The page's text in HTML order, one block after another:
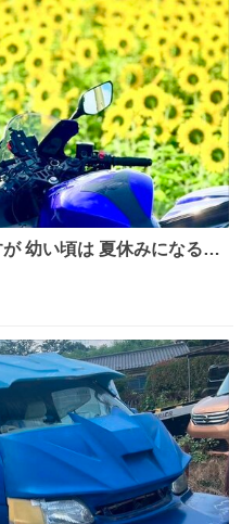
した 母の実家へ 1
出の風景… ありますか？